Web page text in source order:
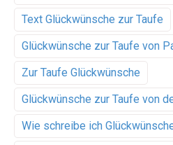
Text Glückwünsche zur Taufe
Glückwünsche zur Taufe von
Zur Taufe Glückwünsche
Glückwünsche zur Taufe von
Wie schreibe ich